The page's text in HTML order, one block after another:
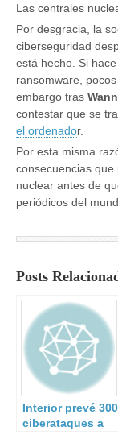
Las centrales
Por desgracia, la
ciberseguridad
está hecho. Si
ransomware,
embargo tras
contestar que se
el ordenador.
Por esta misma
consecuencias
nuclear antes de
periódicos del
Posts
Interior prevé 300
ciberataques a